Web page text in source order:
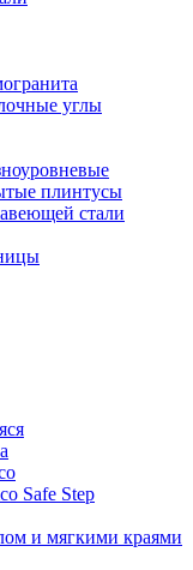
углы
плинтусы
стали
Safe Step
и мягкими краями